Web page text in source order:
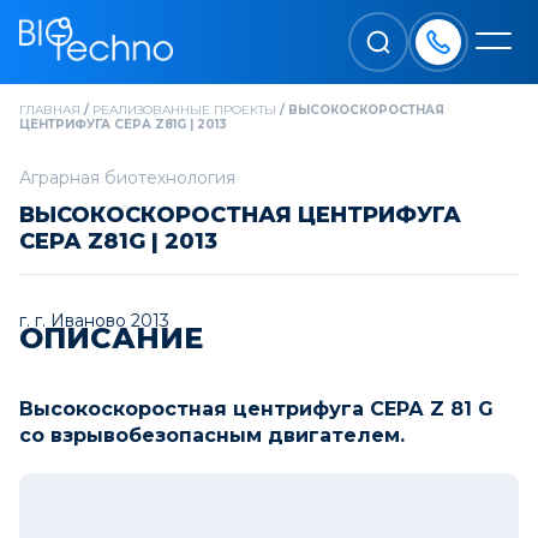
ГЛАВНАЯ / РЕАЛИЗОВАННЫЕ ПРОЕКТЫ / ВЫСОКОСКОРОСТНАЯ
ЦЕНТРИФУГА СЕРА Z81G | 2013
Аграрная биотехнология
ВЫСОКОСКОРОСТНАЯ ЦЕНТРИФУГА
СЕРА Z81G | 2013
г. г. Иваново 2013
ОПИСАНИЕ
Высокоскоростная центрифуга СЕРА Z 81 G
со взрывобезопасным двигателем.